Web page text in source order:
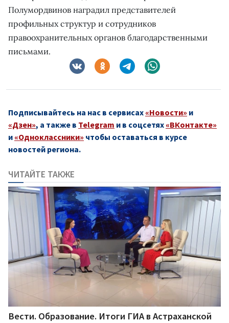
Полумордвинов наградил представителей
профильных структур и сотрудников
правоохранительных органов благодарственными
письмами.
Подписывайтесь на нас в сервисах «Новости» и
«Дзен», а также в Telegram и в соцсетях «ВКонтакте»
и «Одноклассники» чтобы оставаться в курсе
новостей региона.
ЧИТАЙТЕ ТАКЖЕ
Вести. Образование. Итоги ГИА в Астраханской